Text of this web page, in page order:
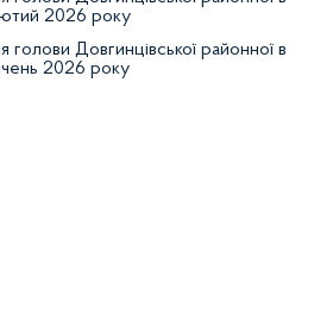
2026 року
голови Довгинцівської районної в
2026 року